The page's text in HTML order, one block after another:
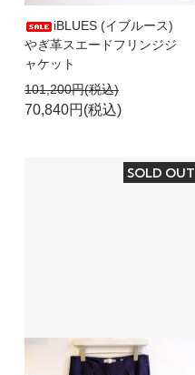
iBLUES (イブルース)
やぎ革スエードフリンジジ
ャケット
101,200円(税込)
70,840円(税込)
SOLD OUT